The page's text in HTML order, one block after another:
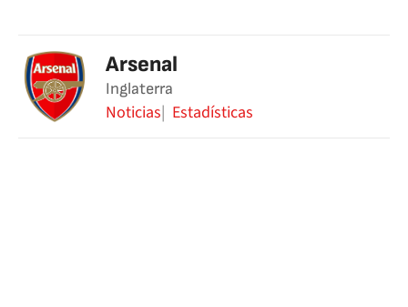
Arsenal
Inglaterra
Noticias Estadísticas